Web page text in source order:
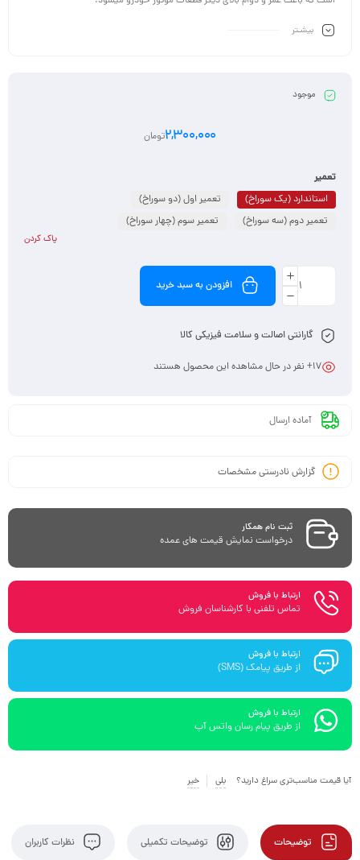
بیشـتر
موجود
2,300,000تومان
تعمیر
استاندارد (یک سوراخ)
تعمیر اول (دو سوراخ)
تعمیر دوم (سه سوراخ)
تعمیر سوم (چهار سوراخ)
پاک کردن
افزودن به سبد خرید
گارانتی اصالت و سلامت فیزیکی کالا
17+ نفر در حال مشاهده این محصول هستند
آماده ارسال
گزارش نادرستی مشخصات
ثبت نام همکار
درخواست نمایش قیمت های عمده
ارتباط با فروش
تماس تلفنی با کارشناسان فروش
ارتباط با فروش
از طریق پیامک (SMS)
ارتباط با فروش
از طریق پیام رسان واتس آپ
آیا قیمت مناسب‌تری سراغ دارید؟ بلی خیر
توضیحات توضیحات تکمیلی نظرات کاربران